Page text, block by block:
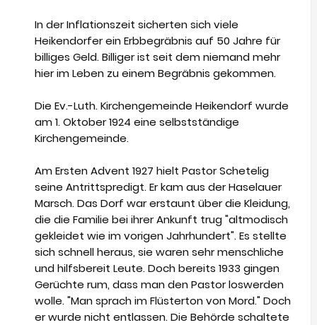
In der Inflationszeit sicherten sich viele
Heikendorfer ein Erbbegräbnis auf 50 Jahre für
billiges Geld. Billiger ist seit dem niemand mehr
hier im Leben zu einem Begräbnis gekommen.
Die Ev.-Luth. Kirchengemeinde Heikendorf wurde
am 1. Oktober 1924 eine selbstständige
Kirchengemeinde.
Am Ersten Advent 1927 hielt Pastor Schetelig
seine Antrittspredigt. Er kam aus der Haselauer
Marsch. Das Dorf war erstaunt über die Kleidung,
die die Familie bei ihrer Ankunft trug "altmodisch
gekleidet wie im vorigen Jahrhundert". Es stellte
sich schnell heraus, sie waren sehr menschliche
und hilfsbereit Leute. Doch bereits 1933 gingen
Gerüchte rum, dass man den Pastor loswerden
wolle. "Man sprach im Flüsterton von Mord." Doch
er wurde nicht entlassen. Die Behörde schaltete